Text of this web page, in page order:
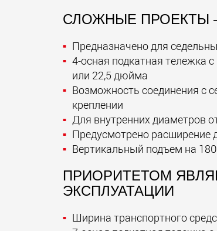
СЛОЖНЫЕ ПРОЕКТЫ
Предназначено для
4-осная подкатная тележка
или 22,5 дюйма
Возможность соединения с
креплении
Для внутренних диаметров
Предусмотрено расширение
Вертикальный подъем на
ПРИОРИТЕТОМ
ЭКСПЛУАТАЦИИ
Ширина транспортного